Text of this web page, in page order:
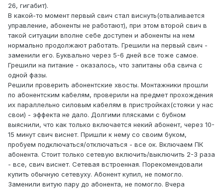
26, гигабит).
В какой-то момент первый свич стал виснуть(отваливается
управление, абоненты не работают), при этом второй свич в
такой ситуации вполне себе доступен и абоненты на нем
нормально продолжают работать. Грешили на первый свич -
заменили его. Буквально через 5-6 дней все тоже самое.
Грешили на питание - оказалось, что запитаны оба свича с
одной фазы.
Решили проверить абонентские хвосты. Монтажники прошли
по абонентским кабелям, проверили на предмет прохождения
их параллельно силовым кабелям в пристройках(стояки у нас
свои) - эффекта не дало. Долгими плясками с бубном
выяснили, что как только включается некий абонент, через 10-
15 минут свич виснет. Пришли к нему со своим буком,
пробуем подключаться/отключаться - все ок. Включаем ПК
абонента. Стоит только сетевую включить/выключить 2-3 раза
- все, свич виснет. Сетевая встроенная. Порекомендовали
купить обычную сетевуху. Абонент купил, не помогло.
Заменили витую пару до абонента, не помогло. Вчера